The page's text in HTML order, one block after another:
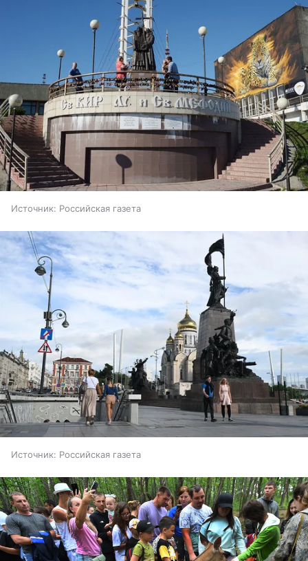
Источник: Российская газета
Источник: Российская газета